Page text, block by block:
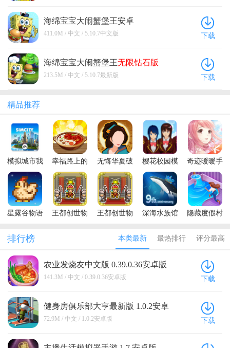
海绵宝宝大闹蟹堡王安卓
(SpongeBob - Krusty Cook Off) 5.10.7
411.0M / 中文 / 5.10.7中文版 下载
海绵宝宝大闹蟹堡王无限钻石版
5.10.7 最新版
213.5M / 中文 / 5.10.7最新版 下载
精品推荐
模拟城市我
是市长破解
版无限绿钞
安卓2026
幸福路上的
火锅店无限
金币钻石版
无悔华夏破
解版内置修
改器2026
樱花校园模
拟器中文版
全无限最新
破解版
(SAKURA
SchoolSimulator)
奇迹暖暖手
游2026
星露谷物语
(Stardew
Valley)
王都创世物
王都创世物
以抽s最新版
深海水族馆
2026
隐藏度假村
金币版
排行榜 本类最新 最热排行 评分最高
农业发烧友中文版 0.39.0.36安卓版
141.3M / 中文 / 0.39.0.36安卓版 下载
健身房俱乐部大亨最新版 1.0.2安卓
版
72.9M / 中文 / 1.0.2安卓版 下载